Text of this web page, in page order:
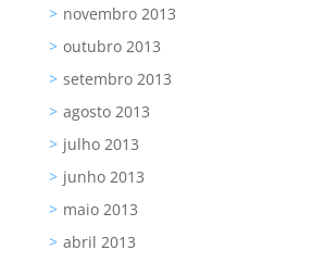
novembro 2013
outubro 2013
setembro 2013
agosto 2013
julho 2013
junho 2013
maio 2013
abril 2013